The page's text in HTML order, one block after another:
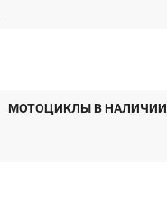
МОТОЦИКЛЫ В НАЛИЧИИ